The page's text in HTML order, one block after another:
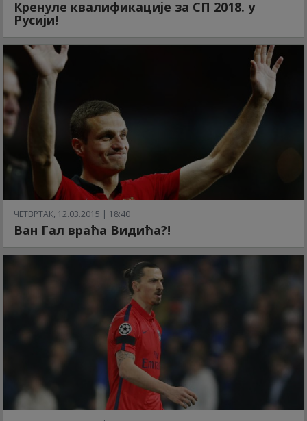
Кренуле квалификације за СП 2018. у
Русији!
ЧЕТВРТАК, 12.03.2015 | 18:40
Ван Гал враћа Видића?!